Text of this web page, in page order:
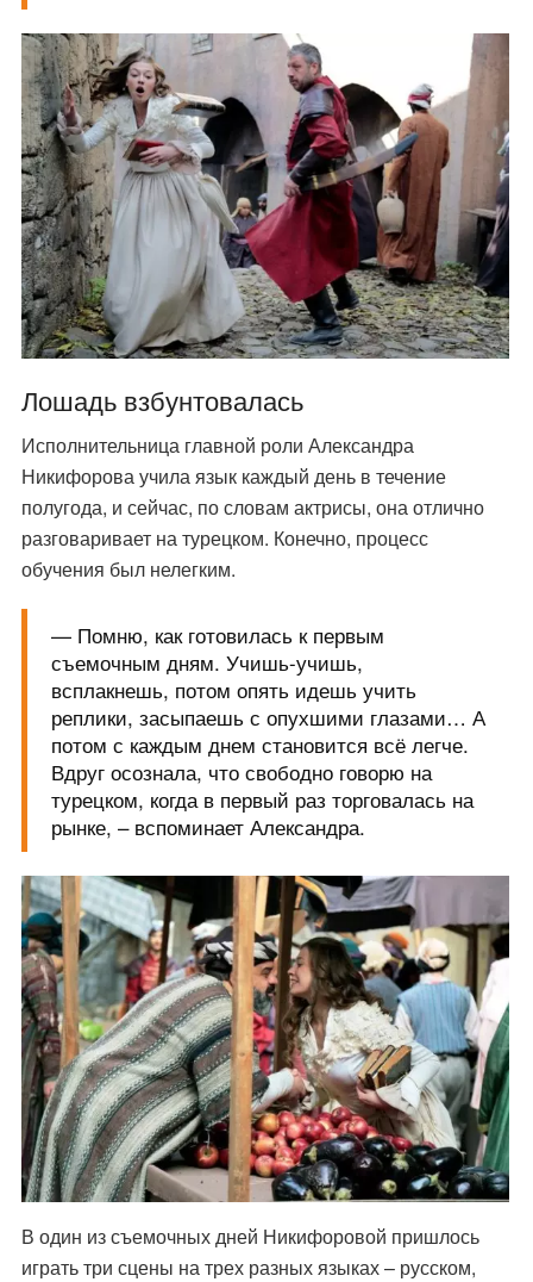
Лошадь взбунтовалась
Исполнительница главной роли Александра
Никифорова учила язык каждый день в течение
полугода, и сейчас, по словам актрисы, она отлично
разговаривает на турецком. Конечно, процесс
обучения был нелегким.
— Помню, как готовилась к первым
съемочным дням. Учишь-учишь,
всплакнешь, потом опять идешь учить
реплики, засыпаешь с опухшими глазами… А
потом с каждым днем становится всё легче.
Вдруг осознала, что свободно говорю на
турецком, когда в первый раз торговалась на
рынке, – вспоминает Александра.
В один из съемочных дней Никифоровой пришлось
играть три сцены на трех разных языках – русском,